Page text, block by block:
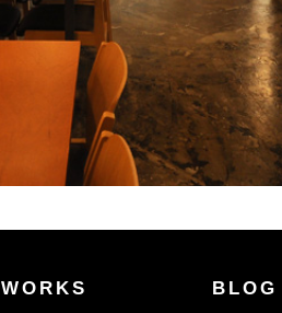
WORKS BLOG